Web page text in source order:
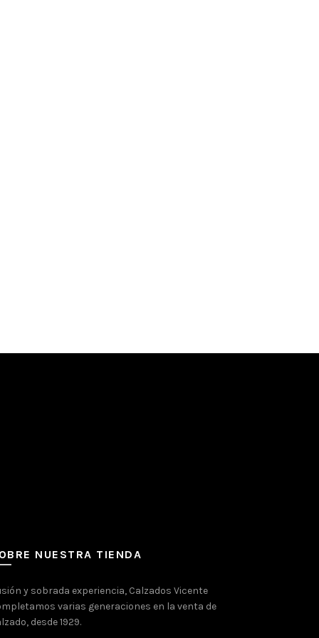
NUESTRA TIENDA
y sobrada experiencia, Calzados Vicente
varias generaciones en la venta de
desde 1929.